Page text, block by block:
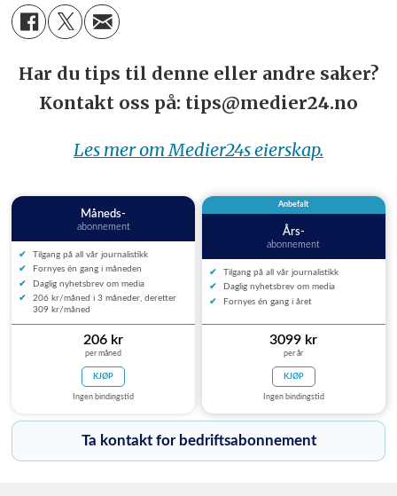
Har du tips til denne eller andre saker?
Kontakt oss på: tips@medier24.no
Les mer om Medier24s eierskap.
Måneds-
abonnement
Tilgang på all vår journalistikk
Fornyes én gang i måneden
Daglig nyhetsbrev om media
206 kr/måned i 3 måneder, deretter
309 kr/måned
206 kr
per måned
KJØP
Ingen bindingstid
Anbefalt
Års-
abonnement
Tilgang på all vår journalistikk
Daglig nyhetsbrev om media
Fornyes én gang i året
3099 kr
per år
KJØP
Ingen bindingstid
Ta kontakt for bedriftsabonnement